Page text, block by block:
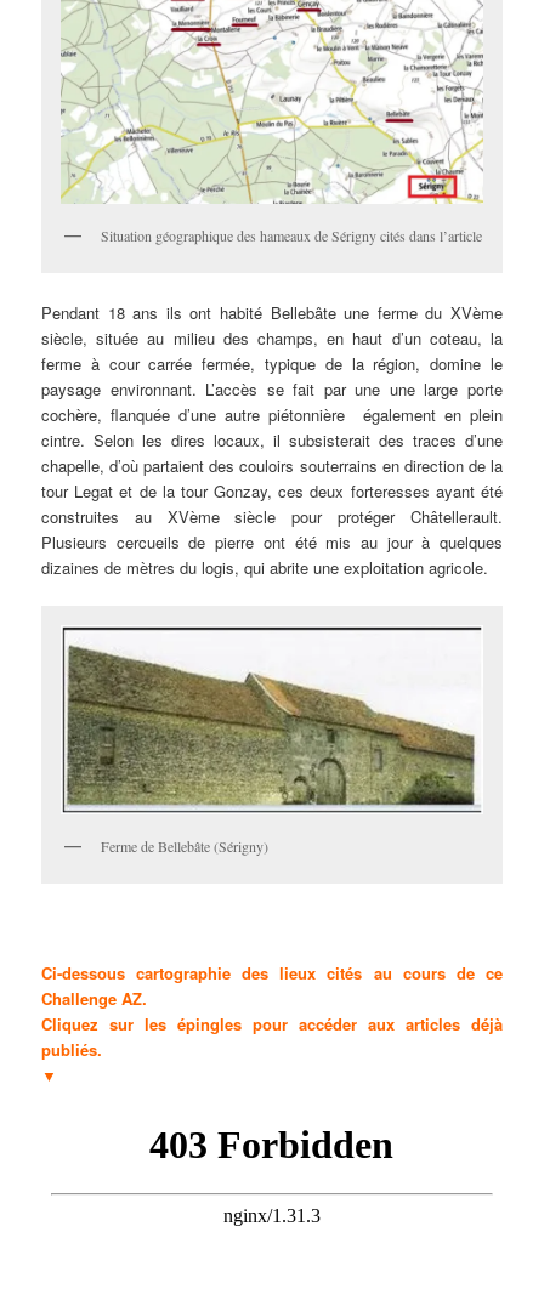
Situation géographique des hameaux de Sérigny cités dans l’article
Pendant 18 ans ils ont habité Bellebâte une ferme du XVème
siècle, située au milieu des champs, en haut d’un coteau, la
ferme à cour carrée fermée, typique de la région, domine le
paysage environnant. L’accès se fait par une une large porte
cochère, flanquée d’une autre piétonnière également en plein
cintre. Selon les dires locaux, il subsisterait des traces d’une
chapelle, d’où partaient des couloirs souterrains en direction de la
tour Legat et de la tour Gonzay, ces deux forteresses ayant été
construites au XVème siècle pour protéger Châtellerault.
Plusieurs cercueils de pierre ont été mis au jour à quelques
dizaines de mètres du logis, qui abrite une exploitation agricole.
Ferme de Bellebâte (Sérigny)
Ci-dessous cartographie des lieux cités au cours de ce
Challenge AZ.
Cliquez sur les épingles pour accéder aux articles déjà
publiés.
▼